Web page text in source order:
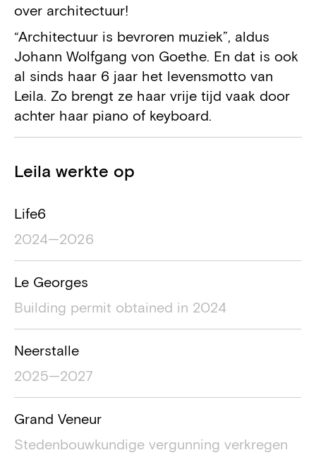
over architectuur!
“Architectuur is bevroren muziek”, aldus
Johann Wolfgang von Goethe. En dat is ook
al sinds haar 6 jaar het levensmotto van
Leila. Zo brengt ze haar vrije tijd vaak door
achter haar piano of keyboard.
Projecten
Leila werkte op
Life6
2024—2026
Le Georges
Building permit obtained in 2024
Neerstalle
2025—2027
Grand Veneur
Stedenbouwkundige vergunning verkregen